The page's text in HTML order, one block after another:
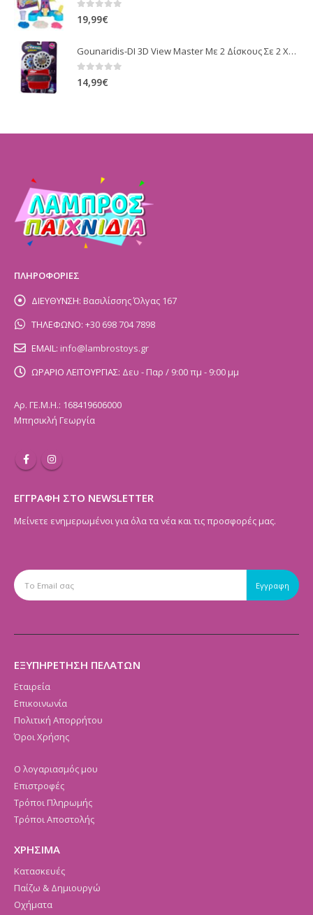
0 out of 5
19,99€
Gounaridis-DI 3D View Master Με 2 Δίσκους Σε 2 Χρώματα (J168-1)
0 out of 5
14,99€
ΠΛΗΡΟΦΟΡΙΕΣ
ΔΙΕΥΘΥΝΣΗ: Βασιλίσσης Όλγας 167
ΤΗΛΕΦΩΝΟ: +30 698 704 7898
EMAIL: info@lambrostoys.gr
ΩΡΑΡΙΟ ΛΕΙΤΟΥΡΓΙΑΣ: Δευ - Παρ / 9:00 πμ - 9:00 μμ
Αρ. ΓΕ.Μ.Η.: 168419606000
Μπησικλή Γεωργία
ΕΓΓΡΑΦΗ ΣΤΟ NEWSLETTER
Μείνετε ενημερωμένοι για όλα τα νέα και τις προσφορές μας.
ΕΞΥΠΗΡΕΤΗΣΗ ΠΕΛΑΤΩΝ
Εταιρεία
Επικοινωνία
Πολιτική Απορρήτου
Όροι Χρήσης
Ο λογαριασμός μου
Επιστροφές
Τρόποι Πληρωμής
Τρόποι Αποστολής
ΧΡΗΣΙΜΑ
Κατασκευές
Παίζω & Δημιουργώ
Οχήματα